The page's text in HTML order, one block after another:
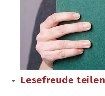
Lesefreude teilen